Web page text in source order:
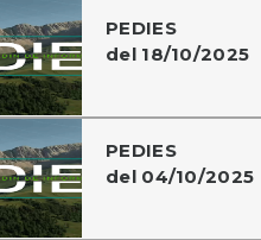
PEDIES
del 18/10/2025
PEDIES
del 04/10/2025